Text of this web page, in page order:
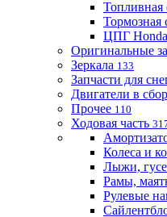
Топливная
Тормозная
ЦПГ Honda
Оригинальные
Зеркала 133
Запчасти для
Двигатели в
Прочее 110
Ходовая часть
Колеса и
Лыжи,
Рамы,
Рулевые